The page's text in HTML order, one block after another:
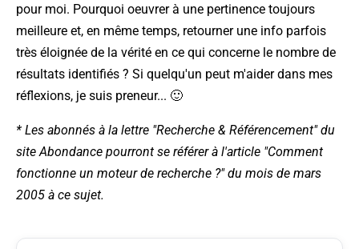
pour moi. Pourquoi oeuvrer à une pertinence toujours
meilleure et, en même temps, retourner une info parfois
très éloignée de la vérité en ce qui concerne le nombre de
résultats identifiés ? Si quelqu'un peut m'aider dans mes
réflexions, je suis preneur... 🙂
* Les abonnés à la lettre "Recherche & Référencement" du
site Abondance pourront se référer à l'article "Comment
fonctionne un moteur de recherche ?" du mois de mars
2005 à ce sujet.